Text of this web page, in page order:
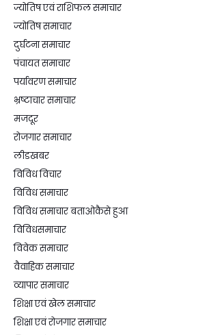
ज्योतिष एवं राशिफल समाचार
ज्योतिष समाचार
दुर्घटना समाचार
पंचायत समाचार
पर्यावरण समाचार
भ्रष्टाचार समाचार
मजदूर
रोजगार समाचार
लीडखबर
विविध विचार
विविध समाचार
विविध समाचार बताओकैसे हुआ
विविधसमाचार
विवेक समाचार
वैवाहिक समाचार
व्यापार समाचार
शिक्षा एवं खेल समाचार
शिक्षा एवं रोजगार समाचार